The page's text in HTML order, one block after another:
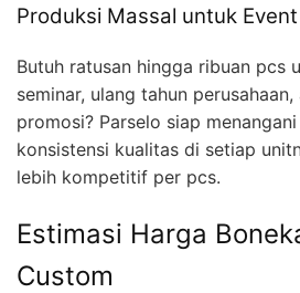
Produksi Massal untuk
Butuh ratusan hingga ribuan pcs
seminar, ulang tahun
promosi? Parselo siap
konsistensi kualitas di setiap
lebih kompetitif per pcs.
Estimasi Harga
Custom